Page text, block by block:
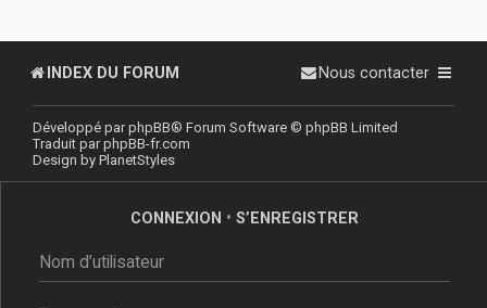
INDEX DU FORUM Nous contacter
Développé parphpBB® Forum Software © phpBB Limited
Traduit parphpBB-fr.com
Design by PlanetStyles
CONNEXION • S’ENREGISTRER